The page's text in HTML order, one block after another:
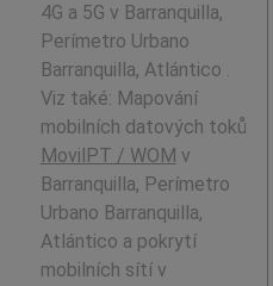
4G a 5G v Barranquilla,
Perímetro Urbano
Barranquilla, Atlántico .
Viz také: Mapování
mobilních datových toků
MovilPT / WOM v
Barranquilla, Perímetro
Urbano Barranquilla,
Atlántico a pokrytí
mobilních sítí v